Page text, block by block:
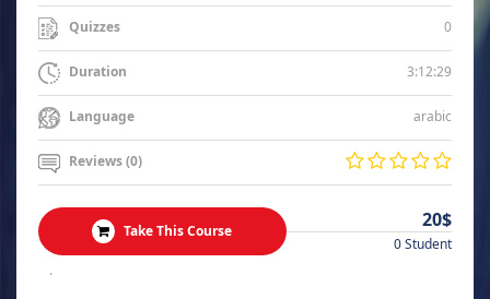
Quizzes 0
Duration 3:12:29
Language arabic
Reviews (0)
Take This Course 20$
0 Student
.